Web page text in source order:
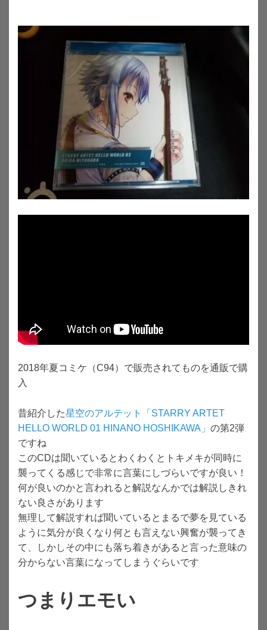
2018年夏コミケ（C94）で販売されてものを通販で購
入
昔紹介した星空のアルテット「STARRY ARTET
HELLO WORLD 01 HINANO HOSHIKAWA」 の第2弾
ですね
このCDは聞いているとわくわくとトキメキが同時に
襲ってくる感じで非常に言葉にしづらいですが良い！
何が良いのかと言われると解説なんかでは解説しきれ
ない良さがあります
無理して解説すれば聞いているとまるで夢を見ている
ように気分が良くなり何とも言えない興奮が襲ってき
て、しかしその中にも落ち着きがあると言った意味の
分からない言葉になってしまうぐらいです
つまりエモい